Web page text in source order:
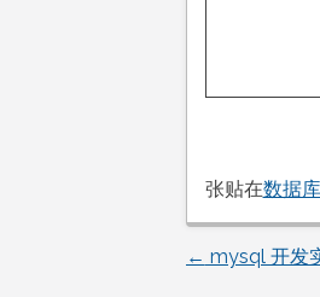
张贴在数据
文
← mysql 开发